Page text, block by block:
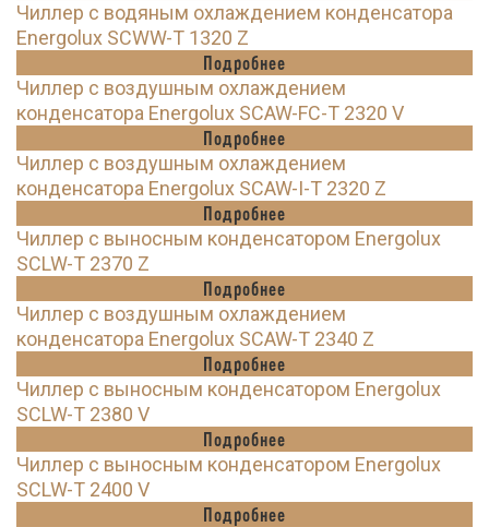
Чиллер с водяным охлаждением конденсатора
Energolux SCWW-T 1320 Z
Подробнее
Чиллер с воздушным охлаждением
конденсатора Energolux SCAW-FC-T 2320 V
Подробнее
Чиллер с воздушным охлаждением
конденсатора Energolux SCAW-I-T 2320 Z
Подробнее
Чиллер с выносным конденсатором Energolux
SCLW-T 2370 Z
Подробнее
Чиллер с воздушным охлаждением
конденсатора Energolux SCAW-T 2340 Z
Подробнее
Чиллер с выносным конденсатором Energolux
SCLW-T 2380 V
Подробнее
Чиллер с выносным конденсатором Energolux
SCLW-T 2400 V
Подробнее